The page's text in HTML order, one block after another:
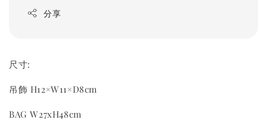
分享
尺寸:
吊飾 H12×W11×D8cm
BAG W27xH48cm